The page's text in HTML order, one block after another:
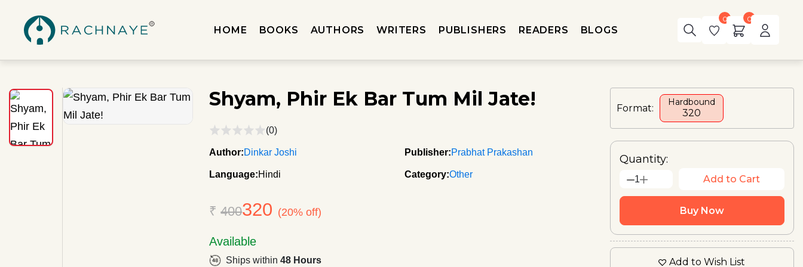
HOME BOOKS AUTHORS WRITERS PUBLISHERS READERS BLOGS
0 0
Shyam, Phir Ek Bar Tum Mil Jate!
(0)
Author:Dinkar Joshi Publisher:Prabhat Prakashan
Language:Hindi Category:Other
₹400320 (20% off)
Available
Ships within48 Hours
Format:
Hardbound
₹320
Quantity:
1 Add to Cart
Buy Now
Add to Wish List